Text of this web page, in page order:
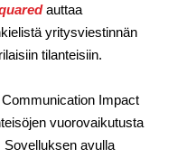
auttaa
yritysviestinnän
tilanteisiin.
Impact
vuorovaikutusta
Sovelluksen avulla